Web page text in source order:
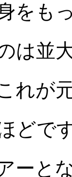
をも
は並
れが
どで
ーと